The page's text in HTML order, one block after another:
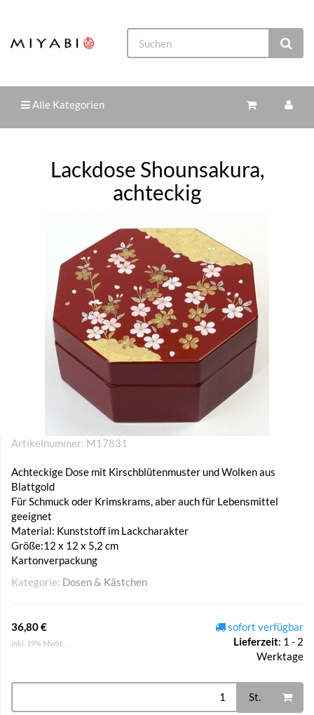
Alle Kategorien
Lackdose Shounsakura,
achteckig
Artikelnummer: M17831
Achteckige Dose mit Kirschblütenmuster und Wolken aus
Blattgold
Für Schmuck oder Krimskrams, aber auch für Lebensmittel
geeignet
Material: Kunststoff im Lackcharakter
Größe:12 x 12 x 5,2 cm
Kartonverpackung
Kategorie: Dosen & Kästchen
36,80 €
inkl. 19% MwSt. ,
sofort verfügbar
Lieferzeit: 1 - 2
Werktage
St.